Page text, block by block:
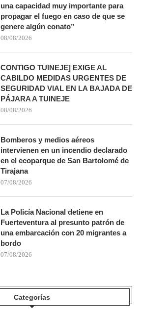
una capacidad muy importante para
propagar el fuego en caso de que se
genere algún conato”
08/08/2026
CONTIGO TUINEJE] EXIGE AL
CABILDO MEDIDAS URGENTES DE
SEGURIDAD VIAL EN LA BAJADA DE
PÁJARA A TUINEJE
08/08/2026
Bomberos y medios aéreos
intervienen en un incendio declarado
en el ecoparque de San Bartolomé de
Tirajana
07/08/2026
La Policía Nacional detiene en
Fuerteventura al presunto patrón de
una embarcación con 20 migrantes a
bordo
07/08/2026
Categorías